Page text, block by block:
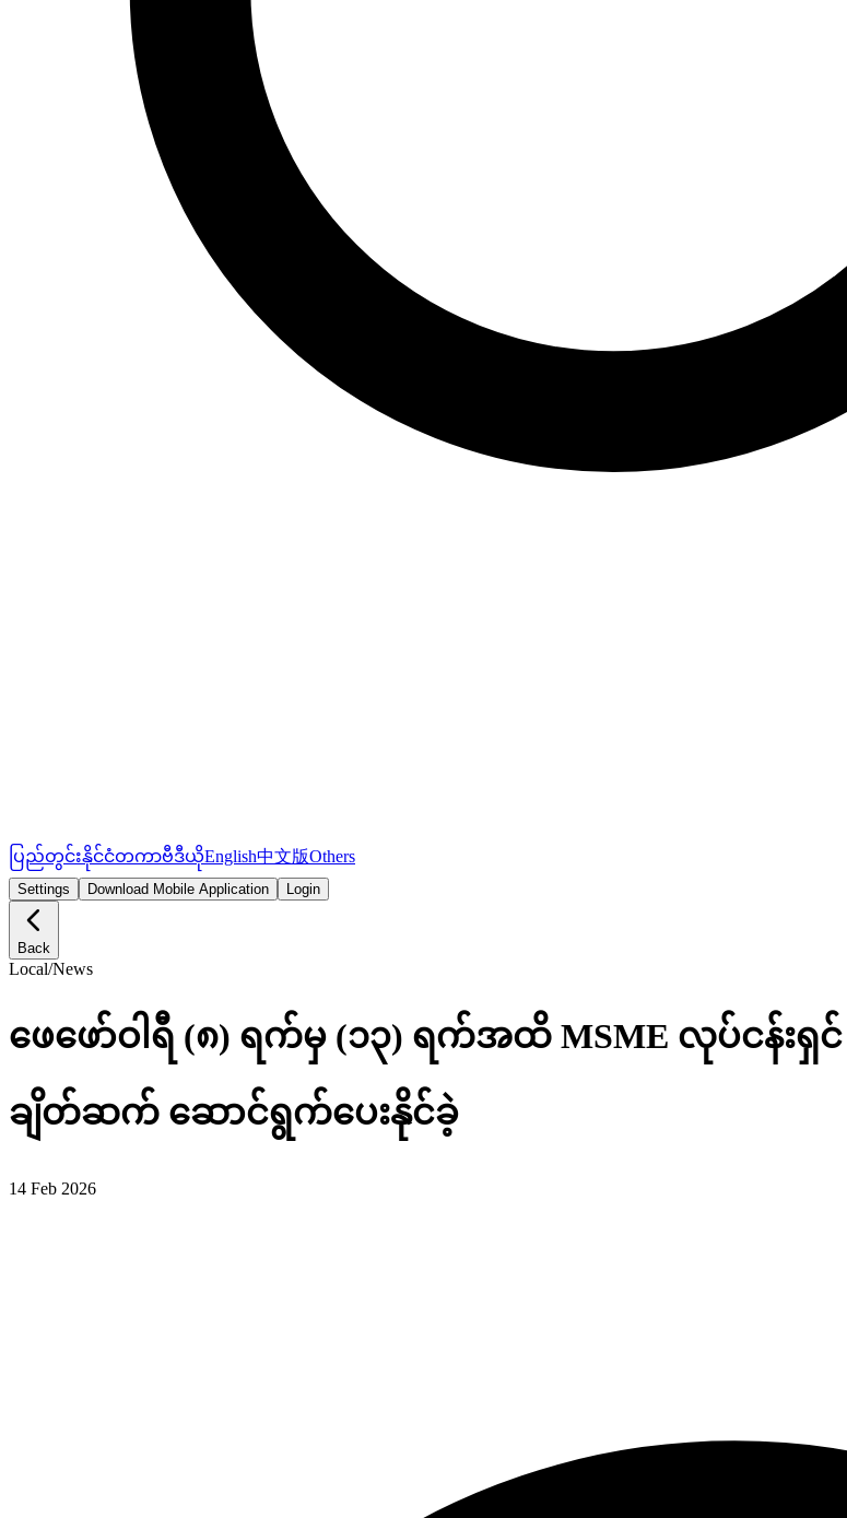
ပြည်တွင်းနိုင်ငံတကာဗီဒီယိုEnglish中文版Others
Settings Download Mobile Application Login
Back
Local/News
ဖေဖော်ဝါရီ (၈) ရက်မှ (၁၃) ရက်အထိ MSME လုပ်ငန်းရှ
ချိတ်ဆက် ဆောင်ရွက်ပေးနိုင်ခဲ့
14 Feb 2026